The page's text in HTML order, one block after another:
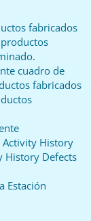
fabricados
cuadro de
fabricados
Activity History
History Defects
Estación